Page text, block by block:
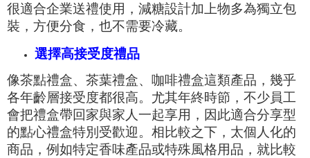
很適合企業送禮使用，減糖設計加上物多為獨立包
裝，方便分食，也不需要冷藏。
選擇高接受度禮品
像茶點禮盒、茶葉禮盒、咖啡禮盒這類產品，幾乎
各年齡層接受度都很高。尤其年終時節，不少員工
會把禮盒帶回家與家人一起享用，因此適合分享型
的點心禮盒特別受歡迎。相比較之下，太個人化的
商品，例如特定香味產品或特殊風格用品，就比較